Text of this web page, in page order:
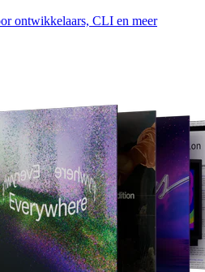
ontwikkelaars, CLI en meer